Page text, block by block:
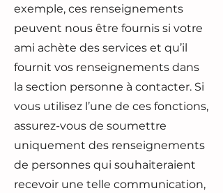
exemple, ces renseignements
peuvent nous être fournis si votre
ami achète des services et qu’il
fournit vos renseignements dans
la section personne à contacter. Si
vous utilisez l’une de ces fonctions,
assurez-vous de soumettre
uniquement des renseignements
de personnes qui souhaiteraient
recevoir une telle communication,